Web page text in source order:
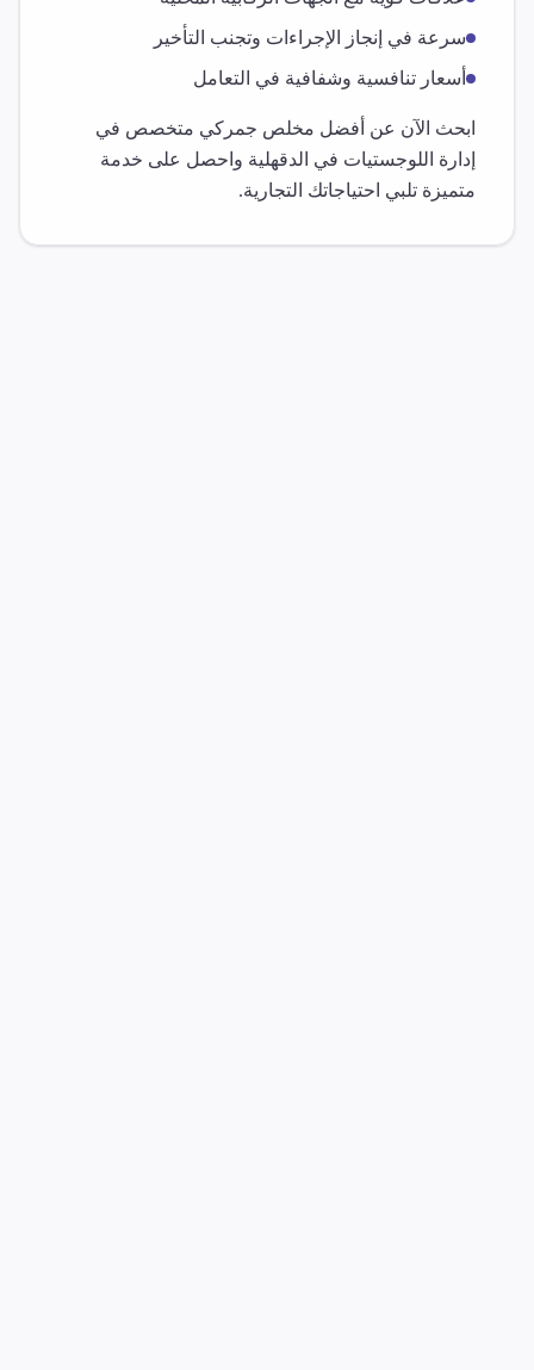
سرعة في إنجاز الإجراءات وتجنب التأخير
أسعار تنافسية وشفافية في التعامل
ابحث الآن عن أفضل مخلص جمركي متخصص في
إدارة اللوجستيات في الدقهلية واحصل على خدمة
متميزة تلبي احتياجاتك التجارية.